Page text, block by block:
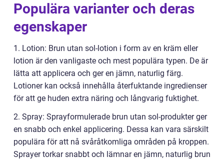
Populära varianter och deras
egenskaper
1. Lotion: Brun utan sol-lotion i form av en kräm eller
lotion är den vanligaste och mest populära typen. De är
lätta att applicera och ger en jämn, naturlig färg.
Lotioner kan också innehålla återfuktande ingredienser
för att ge huden extra näring och långvarig fuktighet.
2. Spray: Sprayformulerade brun utan sol-produkter ger
en snabb och enkel applicering. Dessa kan vara särskilt
populära för att nå svåråtkomliga områden på kroppen.
Sprayer torkar snabbt och lämnar en jämn, naturlig brun